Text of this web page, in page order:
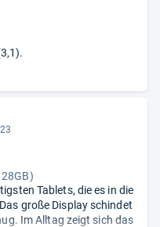
Tablets, die es in die
große Display schindet
Im Alltag zeigt sich das